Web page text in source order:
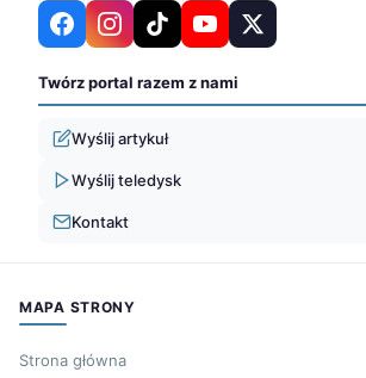
Twórz portal razem z nami
Wyślij artykuł
Wyślij teledysk
Kontakt
MAPA STRONY
Strona główna